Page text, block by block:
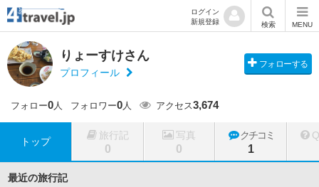
ログイン
新規登録
検索 MENU
りょーすけさん
プロフィール
フォローする
フォロー0人 フォロワー0人 アクセス3,674
トップ
旅行記
0
写真
0
クチコミ
1
最近の旅行記